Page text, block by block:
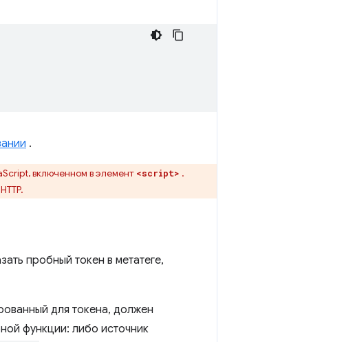
.
включенном в элемент <script> .
пробный токен в метатеге,
для токена, должен
функции: либо источник